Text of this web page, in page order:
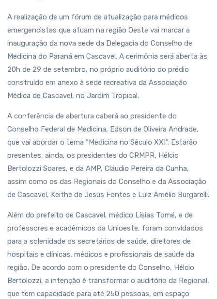
A realização de um fórum de atualização para médicos
emergencistas que atuam na região Oeste vai marcar a
inauguração da nova sede da Delegacia do Conselho de
Medicina do Paraná em Cascavel. A cerimônia será aberta às
20h de 29 de setembro, no próprio auditório do prédio
construído em anexo à sede recreativa da Associação
Médica de Cascavel, no Jardim Tropical.
A conferência de abertura caberá ao presidente do
Conselho Federal de Medicina, Edson de Oliveira Andrade,
que vai abordar o tema “Medicina no Século XXI”. Estarão
presentes, ainda, os presidentes do CRMPR, Hélcio
Bertolozzi Soares, e da AMP, Cláudio Pereira da Cunha,
assim como os das Regionais do Conselho e da Associação
de Cascavel, Keithe de Jesus Fontes e Luiz Amélio Burgarelli.
Além do prefeito de Cascavel, médico Lísias Tomé, e de
professores e acadêmicos da Unioeste, foram convidados
para a solenidade os secretários de saúde, diretores de
hospitais e clínicas, médicos e profissionais de saúde da
região. De acordo com o presidente do Conselho, Hélcio
Bertolozzi, a intenção é transformar o auditório da Regional,
que tem capacidade para até 250 pessoas, em espaço